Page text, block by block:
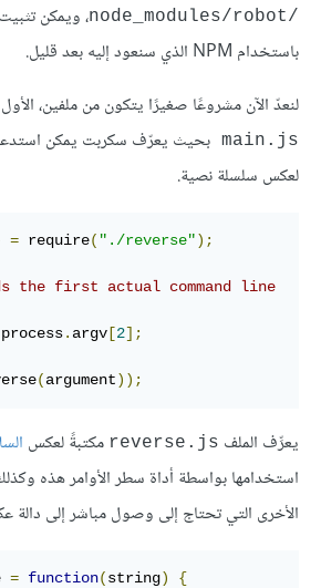
‎node_modules/robot/‎، ويمكن
باستخدام NPM الذي سنعود إليه بعد قليل.
لنعدّ الآن مشروعًا صغيرًا يتكون من ملفين،
main.js بحيث يعرّف سكربت يمكن
لعكس سلسلة نصية.
= require( "./reverse");
the first actual command line
process. argv[2];
(argument));
يعرِّف الملف reverse.js مكتبةً لعكس
استخدامها بواسطة أداة سطر الأوامر هذه
الأخرى التي تحتاج إلى وصول مباشر إلى
= function(string)
{